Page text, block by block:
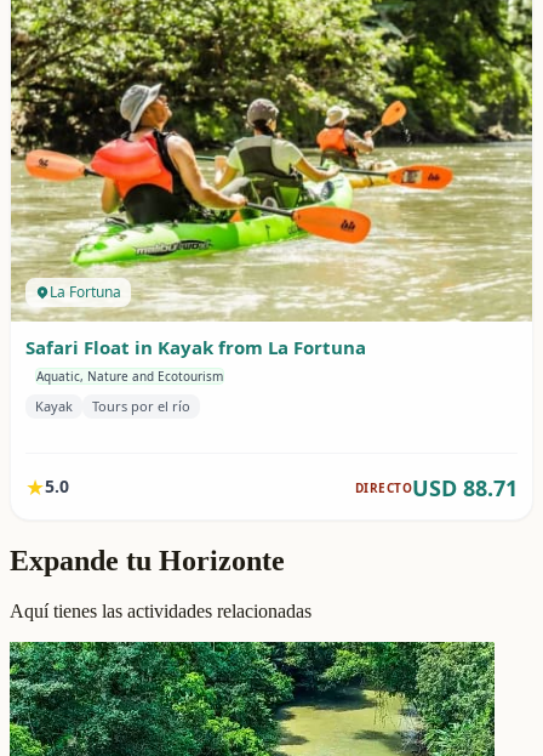
Expande tu Horizonte
Aquí tienes las actividades relacionadas